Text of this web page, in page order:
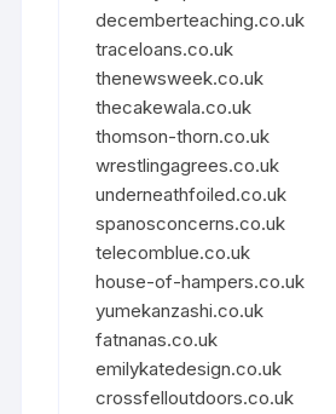
decemberteaching.co.uk
traceloans.co.uk
thenewsweek.co.uk
thecakewala.co.uk
thomson-thorn.co.uk
wrestlingagrees.co.uk
underneathfoiled.co.uk
spanosconcerns.co.uk
telecomblue.co.uk
house-of-hampers.co.uk
yumekanzashi.co.uk
fatnanas.co.uk
emilykatedesign.co.uk
crossfelloutdoors.co.uk